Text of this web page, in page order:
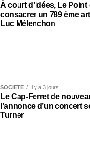
À court d’idées, Le Point
consacrer un 789 ème
Luc Mélenchon
SOCIÉTÉ Il y a 3 jours
Le Cap-Ferret de
l’annonce d’un concert
Turner